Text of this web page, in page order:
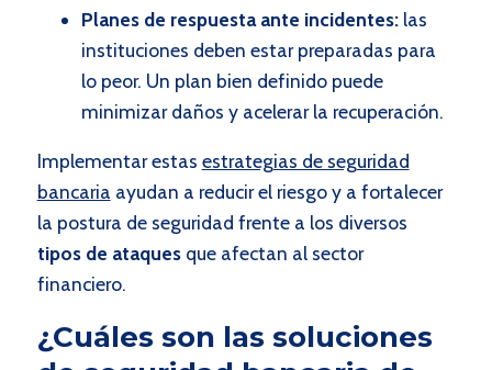
Planes de respuesta ante incidentes:las
instituciones deben estar preparadas para
lo peor. Un plan bien definido puede
minimizar daños y acelerar la recuperación.
Implementar estas estrategias de seguridad
bancaria ayudan a reducir el riesgo y a fortalecer
la postura de seguridad frente a los diversos
tipos de ataquesque afectan al sector
financiero.
¿Cuáles son las soluciones